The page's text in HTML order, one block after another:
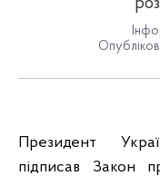
Президент
підписав Закон